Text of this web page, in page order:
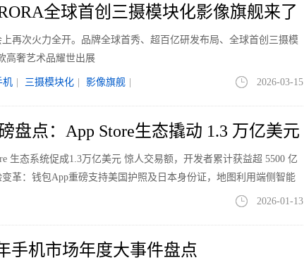
全球首创三摄模块化影像旗舰来了
再次火力全开。品牌全球首秀、超百亿研发布局、全球首创三摄模
高奢艺术品耀世出展
机 三摄模块化 影像旗舰 2026-03-15
盘点：App Store生态撬动 1.3 万亿美元
生态系统促成1.3万亿美元 惊人交易额，开发者累计获益超 5500 亿
变革：钱包App重磅支持美国护照及日本身份证，地图利用端侧智能
国。结合AI 赋能的Apple Music 与播客，Apple 正全面重塑全球用
2026-01-13
手机市场年度大事件盘点